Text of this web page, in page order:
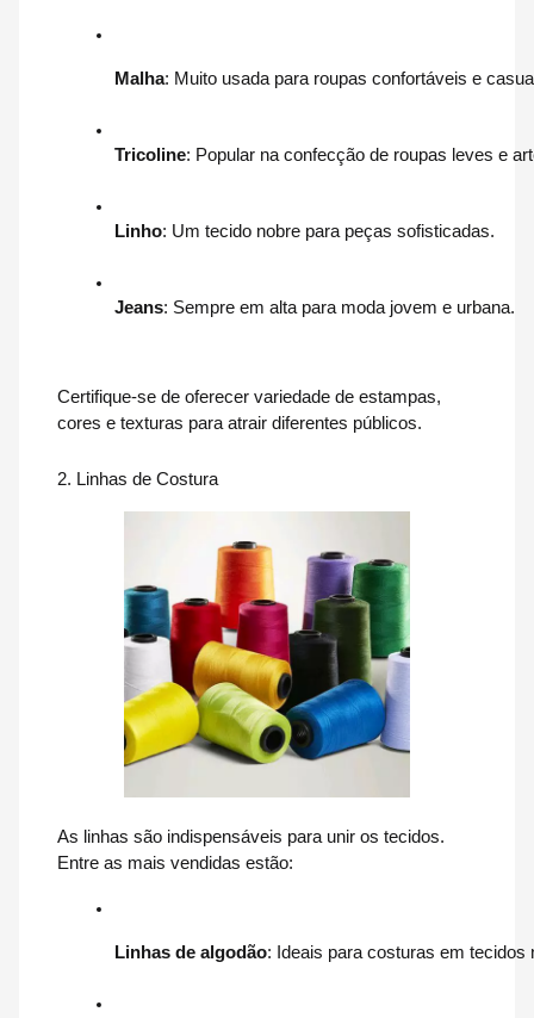
Malha: Muito usada para roupas confortáveis e
Tricoline: Popular na confecção de roupas leves e
Linho: Um tecido nobre para peças sofisticadas.
Jeans: Sempre em alta para moda jovem e urbana.
Certifique-se de oferecer variedade de estampas,
cores e texturas para atrair diferentes públicos.
2. Linhas de Costura
As linhas são indispensáveis para unir os tecidos.
Entre as mais vendidas estão:
Linhas de algodão: Ideais para costuras em tecidos